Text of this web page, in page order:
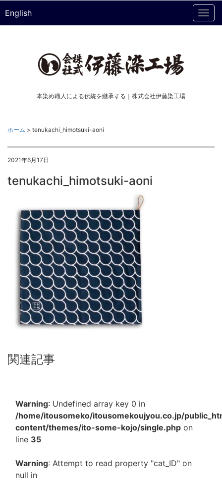
English
本染め職人による伝統を継承する｜株式会社伊藤染工場
ホーム > tenukachi_himotsuki-aoni
2021年6月17日
tenukachi_himotsuki-aoni
関連記事
Warning: Undefined array key 0 in
/home/itousomeko/itousomekoujyou.co.jp/
content/themes/ito-some-kojo/single.php on
line 35
Warning: Attempt to read property "cat_ID" on
null in